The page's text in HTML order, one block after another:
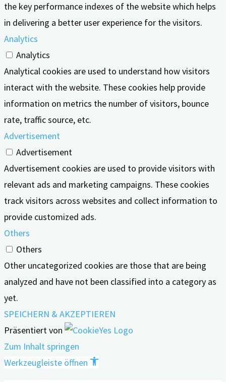
the key performance indexes of the website which helps
in delivering a better user experience for the visitors.
Analytics
Analytics
Analytical cookies are used to understand how visitors
interact with the website. These cookies help provide
information on metrics the number of visitors, bounce
rate, traffic source, etc.
Advertisement
Advertisement
Advertisement cookies are used to provide visitors with
relevant ads and marketing campaigns. These cookies
track visitors across websites and collect information to
provide customized ads.
Others
Others
Other uncategorized cookies are those that are being
analyzed and have not been classified into a category as
yet.
SPEICHERN & AKZEPTIEREN
Präsentiert von
Zum Inhalt springen
Werkzeugleiste öffnen